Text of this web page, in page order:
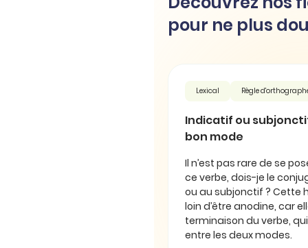
pour ne plus
Lexical Règle
Indicatif ou
bon mode
Il n’est pas rare de se
ce verbe, dois-je le
ou au subjonctif ? Cette
loin d’être anodine, car
terminaison du verbe,
entre les deux modes.